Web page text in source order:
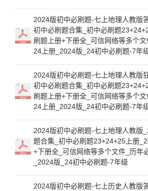
2024版初中必刷题-七上地理人教版
初中必刷题合集_初中必刷题
刷题上册+下册全_可信网络等多个
24上册_2024版_24初中必刷题-7年
2024版初中必刷题-七上地理人教版
初中必刷题合集_初中必刷题
刷题上册+下册全_可信网络等多个
24上册_2024版_24初中必刷题-7年
2024版初中必刷题-七上地理人教版
题合集_初中必刷题23+24+25上册
+下册全_可信网络等多个文件_历年
_2024版_24初中必刷题-7年级
2024版初中必刷题-七上历史人教版